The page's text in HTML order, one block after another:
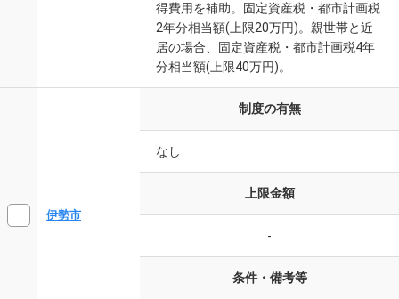
得費用を補助。固定資産税・都市計画税
2年分相当額(上限20万円)。親世帯と近
居の場合、固定資産税・都市計画税4年
分相当額(上限40万円)。
伊勢市
制度の有無
なし
上限金額
-
条件・備考等